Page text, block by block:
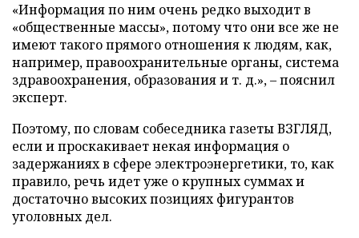
«Информация по ним очень редко выходит в
«общественные массы», потому что они все же не
имеют такого прямого отношения к людям, как,
например, правоохранительные органы, система
здравоохранения, образования и т. д.», – пояснил
эксперт.
Поэтому, по словам собеседника газеты ВЗГЛЯД,
если и проскакивает некая информация о
задержаниях в сфере электроэнергетики, то, как
правило, речь идет уже о крупных суммах и
достаточно высоких позициях фигурантов
уголовных дел.